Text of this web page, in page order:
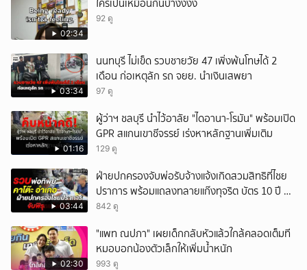
02:34
ใครเป็นเหมือนกันบ้างงงง
92 ดู
03:34
นนทบุรี ไม่เข็ด รวบชายวัย 47 เพิ่งพ้นโทษได้ 2
เดือน ก่อเหตุลัก รถ จยย. นำเงินเสพยา
97 ดู
01:16
ผู้ว่าฯ ชลบุรี นำไว้อาลัย "ไดอานา-โรมัน" พร้อมเปิด
GPR สแกนเขาชีจรรย์ เร่งหาหลักฐานเพิ่มเติม
129 ดู
03:44
ฝ่ายปกครองจับพ่อรับจ้างแจ้งเกิดสวมสิทธิที่ไชย
ปราการ พร้อมแถลงทลายแก๊งทุจริต บัตร 10 ปี ที่
แม่สอด
842 ดู
02:30
"แพท ณปภา" เผยเด็กกลับหัวแล้วใกล้คลอดเต็มที
หมอบอกน้องตัวเล็กให้เพิ่มน้ำหนัก
993 ดู